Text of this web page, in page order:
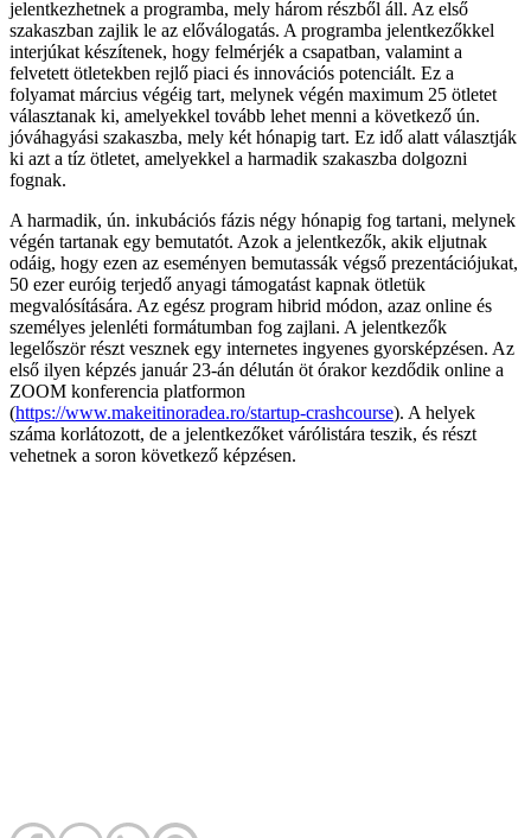
jelentkezhetnek a programba, mely három részből áll. Az első
szakaszban zajlik le az előválogatás. A programba jelentkezőkkel
interjúkat készítenek, hogy felmérjék a csapatban, valamint a
felvetett ötletekben rejlő piaci és innovációs potenciált. Ez a
folyamat március végéig tart, melynek végén maximum 25 ötletet
választanak ki, amelyekkel tovább lehet menni a következő ún.
jóváhagyási szakaszba, mely két hónapig tart. Ez idő alatt választják
ki azt a tíz ötletet, amelyekkel a harmadik szakaszba dolgozni
fognak.
A harmadik, ún. inkubációs fázis négy hónapig fog tartani, melynek
végén tartanak egy bemutatót. Azok a jelentkezők, akik eljutnak
odáig, hogy ezen az eseményen bemutassák végső prezentációjukat,
50 ezer euróig terjedő anyagi támogatást kapnak ötletük
megvalósítására. Az egész program hibrid módon, azaz online és
személyes jelenléti formátumban fog zajlani. A jelentkezők
legelőször részt vesznek egy internetes ingyenes gyorsképzésen. Az
első ilyen képzés január 23-án délután öt órakor kezdődik online a
ZOOM konferencia platformon
(https://www.makeitinoradea.ro/startup-crashcourse). A helyek
száma korlátozott, de a jelentkezőket várólistára teszik, és részt
vehetnek a soron következő képzésen.